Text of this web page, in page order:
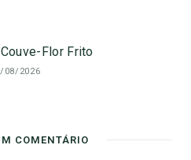
Flor Frito
08/2026
COMENTÁRIO